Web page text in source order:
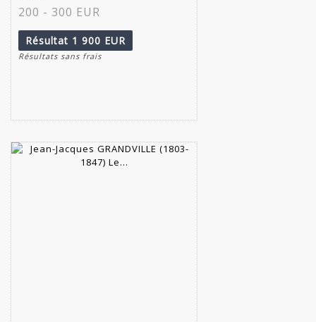
200 - 300 EUR
Résultat 1 900 EUR
Résultats sans frais